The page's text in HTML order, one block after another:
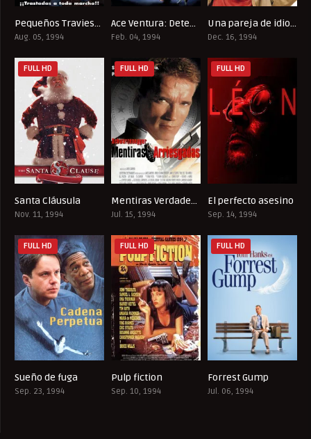
6.3Pequeños Traviesos
Aug. 05, 1994
6.9
Ace Ventura: Detective de mascotas
Feb. 04, 1994
7.3Una pareja de idiotas
Dec. 16, 1994
FULL HD
Santa Cláusula
Nov. 11, 1994
7.3
FULL HD
Mentiras Verdaderas
Jul. 15, 1994
8.5
FULL HD
El perfecto asesino
Sep. 14, 1994
FULL HD
Sueño de fuga
Sep. 23, 1994
FULL HD
Pulp fiction
Sep. 10, 1994
FULL HD
Forrest Gump
Jul. 06, 1994